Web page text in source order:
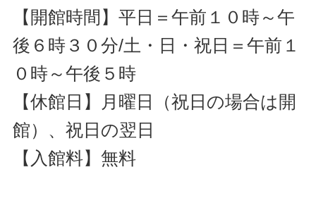
【開館時間】平日＝午前１０時～午
後６時３０分/土・日・祝日＝午前１
０時～午後５時
【休館日】月曜日（祝日の場合は開
館）、祝日の翌日
【入館料】無料